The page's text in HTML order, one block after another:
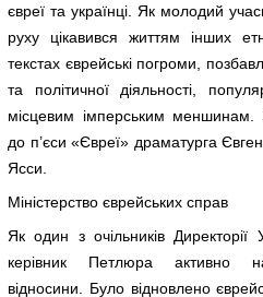
євреї та українці. Як молодий
руху цікавився життям інших
текстах єврейські погроми,
та політичної діяльності,
місцевим імперським
до п’єси «Євреї» драматурга
Ясси.
Міністерство єврейських справ
Як один з очільників
керівник Петлюра активно
відносини. Було відновлено